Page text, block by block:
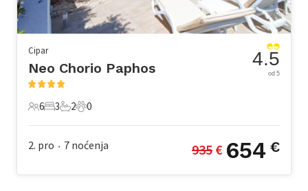
Cipar
Neo Chorio Paphos
6 Gosti
6
3 Spavaće sobe
3
2 Kupaonice
2
0 Kućni ljubimac
0
4.5
od 5
2. pro • 7 noćenja 935 € 654 €